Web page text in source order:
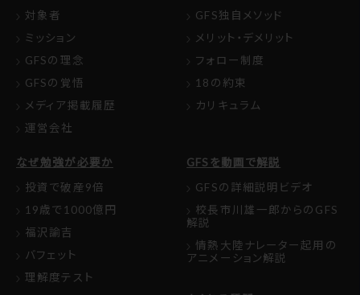
対象者
ミッション
GFSの理念
GFSの覚悟
メディア掲載履歴
運営会社
GFS独自メソッド
メリット・デメリット
フォロー制度
18の約束
カリキュラム
なぜ勉強が必要か
投資で破産9倍
19歳で1000億円
福沢諭吉
バフェット
理解度テスト
GFSを動画で解説
GFSの詳細説明ビデオ
校長市川雄一郎からのGFS
解説
情熱大陸ナレーター起用の
アニメーション解説